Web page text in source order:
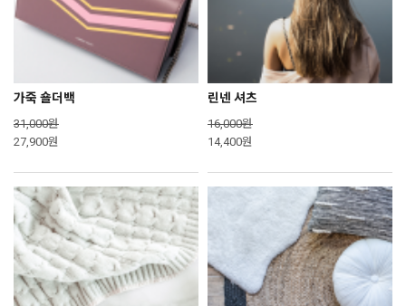
가죽 숄더백
31,000원
27,900원
린넨 셔츠
16,000원
14,400원